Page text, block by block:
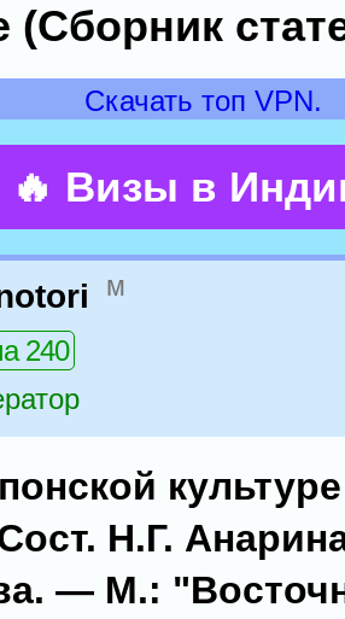
(Сборник
Скачать топ VPN.
🔥 Визы в
м
240
Н.Г.
— М.: